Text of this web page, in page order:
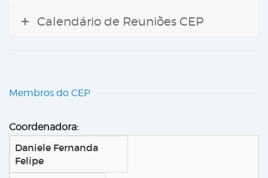
Calendário de Reuniões CEP
Membros do CEP
Coordenadora:
Daniele Fernanda
Felipe